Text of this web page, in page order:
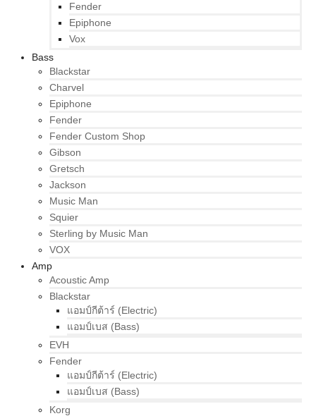
Fender
Epiphone
Vox
Bass
Blackstar
Charvel
Epiphone
Fender
Fender Custom Shop
Gibson
Gretsch
Jackson
Music Man
Squier
Sterling by Music Man
VOX
Amp
Acoustic Amp
Blackstar
แอมป์กีต้าร์ (Electric)
แอมป์เบส (Bass)
EVH
Fender
แอมป์กีต้าร์ (Electric)
แอมป์เบส (Bass)
Korg